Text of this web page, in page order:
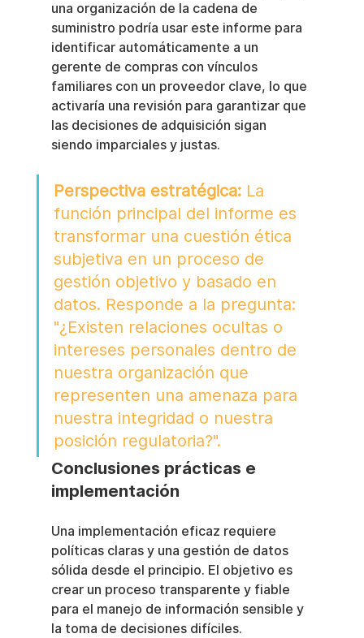
una organización de la cadena de
suministro podría usar este informe para
identificar automáticamente a un
gerente de compras con vínculos
familiares con un proveedor clave, lo que
activaría una revisión para garantizar que
las decisiones de adquisición sigan
siendo imparciales y justas.
Perspectiva estratégica: La
función principal del informe es
transformar una cuestión ética
subjetiva en un proceso de
gestión objetivo y basado en
datos. Responde a la pregunta:
"¿Existen relaciones ocultas o
intereses personales dentro de
nuestra organización que
representen una amenaza para
nuestra integridad o nuestra
posición regulatoria?".
Conclusiones prácticas e
implementación
Una implementación eficaz requiere
políticas claras y una gestión de datos
sólida desde el principio. El objetivo es
crear un proceso transparente y fiable
para el manejo de información sensible y
la toma de decisiones difíciles.